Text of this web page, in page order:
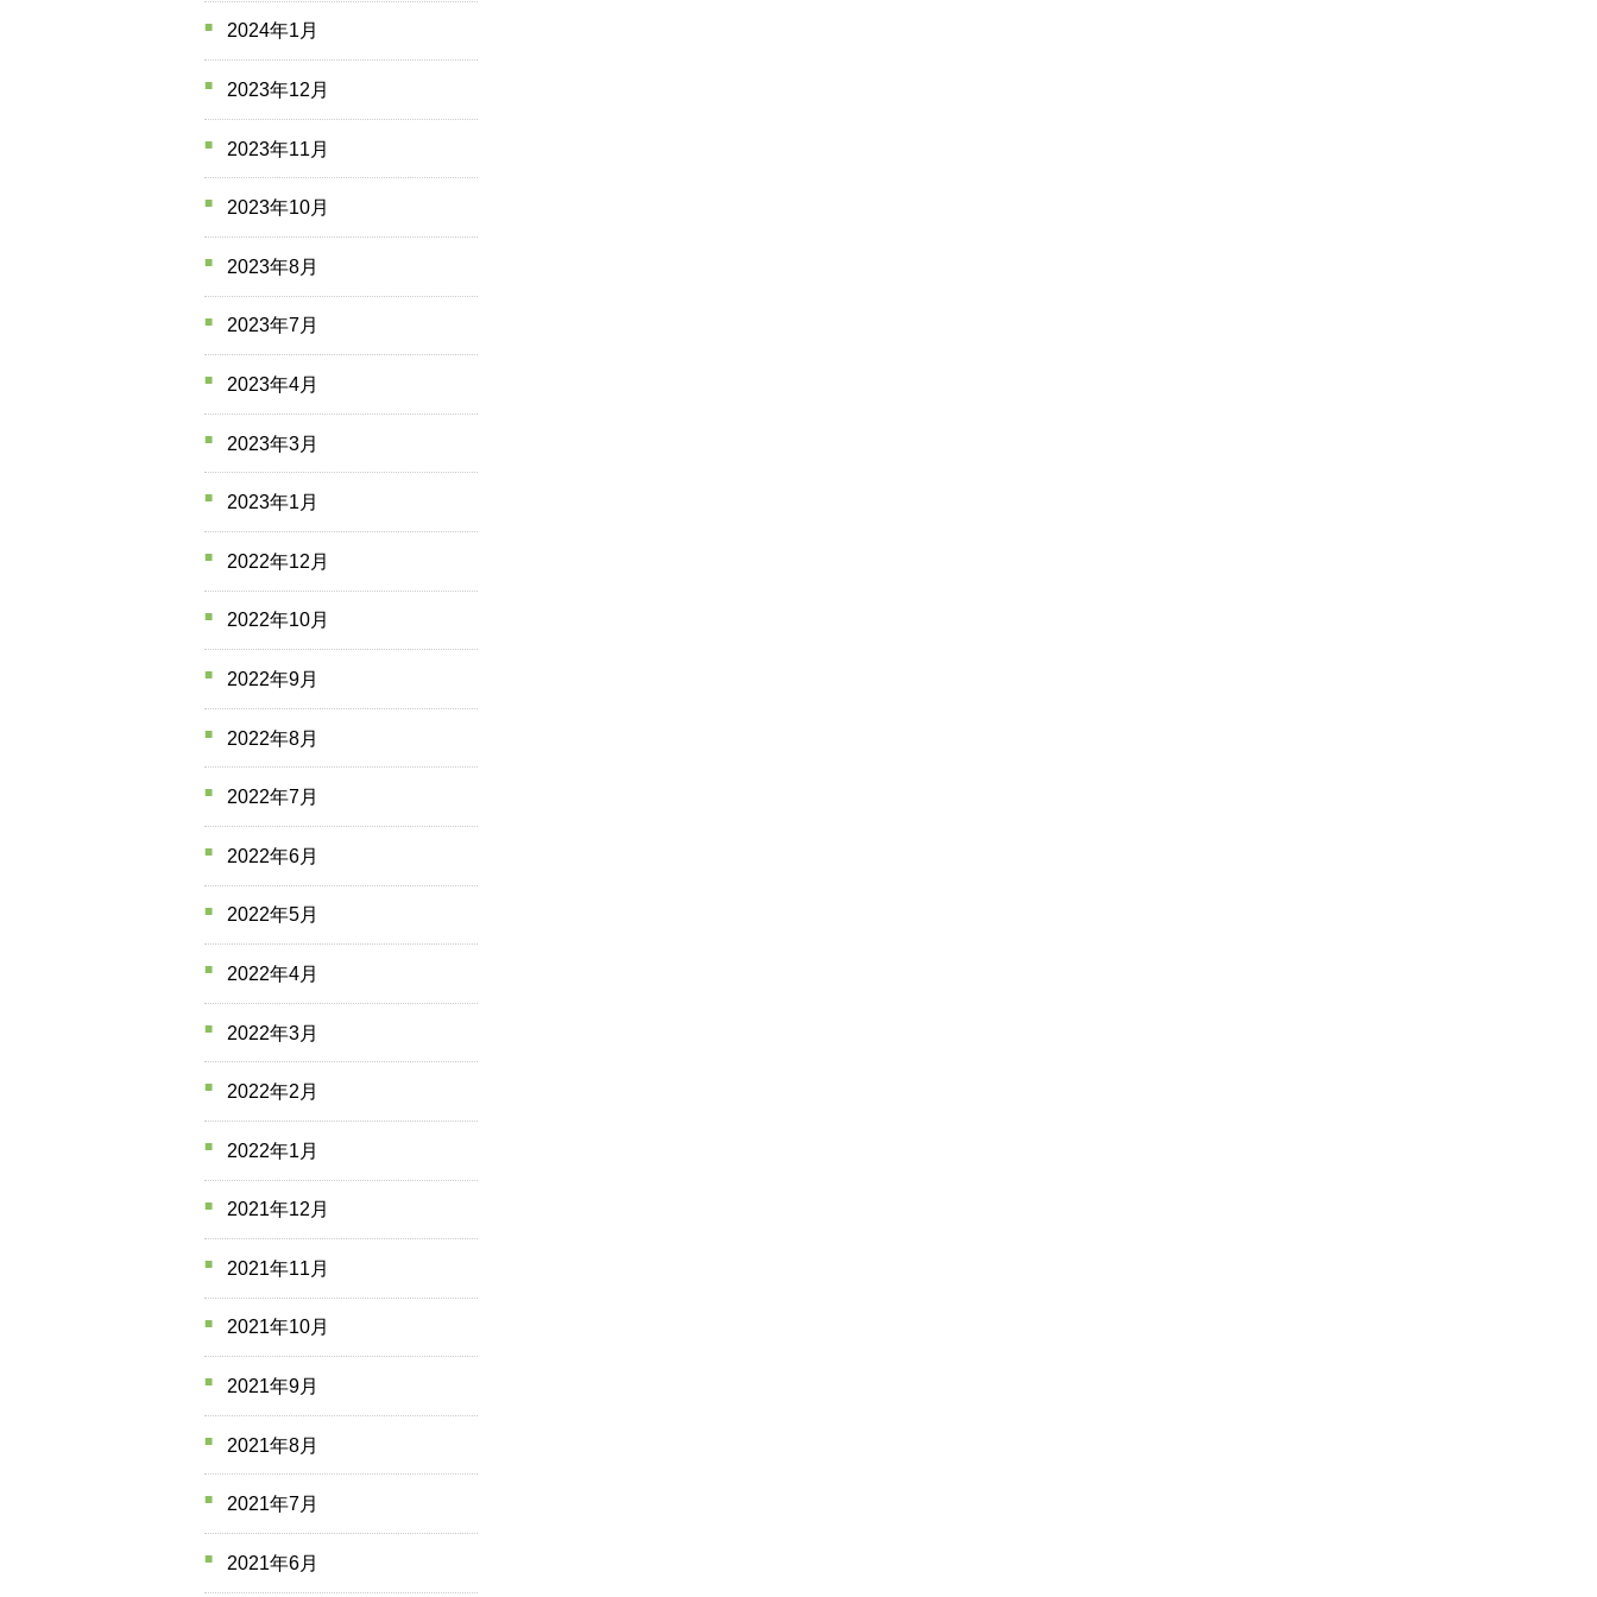
2024年1月
2023年12月
2023年11月
2023年10月
2023年8月
2023年7月
2023年4月
2023年3月
2023年1月
2022年12月
2022年10月
2022年9月
2022年8月
2022年7月
2022年6月
2022年5月
2022年4月
2022年3月
2022年2月
2022年1月
2021年12月
2021年11月
2021年10月
2021年9月
2021年8月
2021年7月
2021年6月